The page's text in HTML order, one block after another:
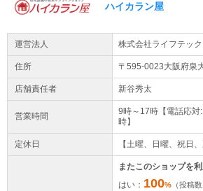
領収書について④(決済方法が代金引換の場合
絡ください。当店より1週間程でメールにて
収書はお手元の受領書でご対応ください。
お問い合わせにつきまして
お問い合わせをしていただく際は「
をご登録下さい。 「@gmail.com」をご登
ご返信ができない場合がございます。
ハイカラン屋
運営法人 株式会社ライフテック
住所 〒595-0023大阪府泉
店舗責任者 新谷秀太
営業時間
9時～17時【電話応
時】
定休日 【土曜、日曜、祝日
またこのショップを
はい： 100% （投稿数